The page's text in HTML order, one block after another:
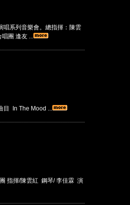
唱系列音樂會。總指揮：陳雲
團 逢友 ...
目 In The Mood ...
指揮/陳雲紅 鋼琴/ 李佳霖 演